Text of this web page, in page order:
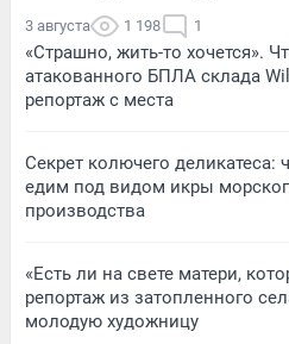
3 августа 1 198 1
«Страшно, жить-то хочется».
атакованного БПЛА склада
репортаж с места
Секрет колючего
едим под видом икры
производства
«Есть ли на свете матери,
репортаж из затопленного
молодую художницу